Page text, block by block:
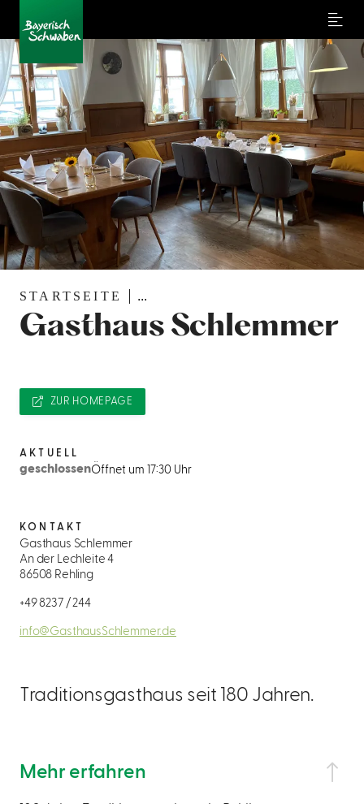
Menu
STARTSEITE ...
Gasthaus Schlemmer
Traditionsgasthaus seit 180 Jahren.
Mehr erfahren
ZUR HOMEPAGE
AKTUELL
geschlossenÖffnet um 17:30 Uhr
KONTAKT
Gasthaus Schlemmer
An der Lechleite 4
86508 Rehling
+49 8237 / 244
info@GasthausSchlemmer.de